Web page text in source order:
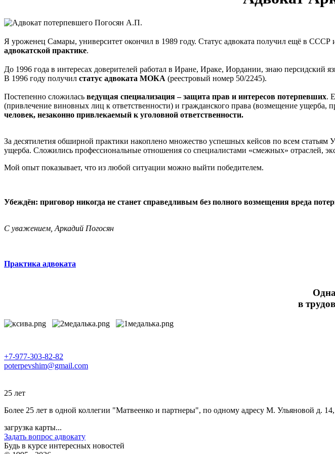
Я уроженец Самары, университет окончил в 1989 году. Статус адвоката получил ещё в СССР
адвокатской практике.
В 1996 году получил статус адвоката МОКА (реестровый номер 50/2245).
Постепенно сложилась ведущая специализация – защита прав и интересов потерпевших.
(привлечение виновных лиц к ответственности) и гражданского права (возмещение ущерба,
человек, незаконно привлекаемый к уголовной ответственности.
За десятилетия обширной практики накоплено множество успешных кейсов по всем
ущерба. Сложились профессиональные отношения со специалистами «смежных» отраслей,
Мой опыт показывает, что из любой ситуации можно выйти победителем.
Убеждён: приговор никогда не станет справедливым без полного возмещения вреда
С уважением, Аркадий Погосян
Практика адвоката
в
+7-977-303-82-82
poterpevshim@gmail.com
25 лет
Более 25 лет в одной коллегии "Матвеенко и партнеры", по одному адресу М. Ульяновой д.
загрузка карты...
Задать вопрос адвокату
Будь в курсе интересных новостей